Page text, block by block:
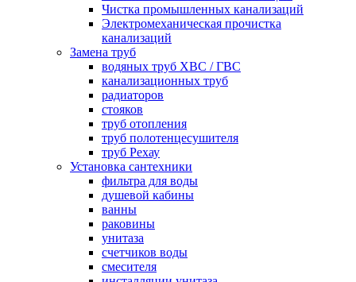
Чистка промышленных канализаций
Электромеханическая прочистка
канализаций
Замена труб
водяных труб ХВС / ГВС
канализационных труб
радиаторов
стояков
труб отопления
труб полотенцесушителя
труб Рехау
Установка сантехники
фильтра для воды
душевой кабины
ванны
раковины
унитаза
счетчиков воды
смесителя